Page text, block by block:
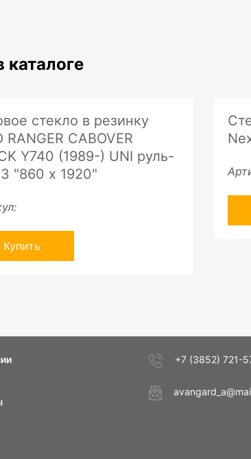
каталоге
стекло в резинку
RANGER CABOVER
Y740 (1989-) UNI руль-
"860 х 1920"
Купить
+7 (3852) 721-